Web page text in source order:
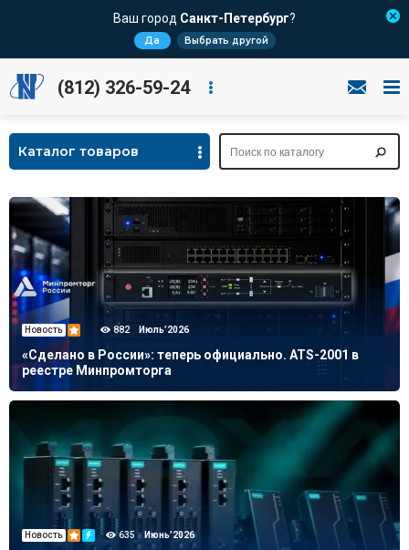
Ваш город Санкт-Петербург?
Да Выбрать другой
(812) 326-59-24
Каталог товаров
Новость 882 Июль’2026
«Сделано в России»: теперь официально. ATS-2001 в
реестре Минпромторга
Новость 635 Июнь’2026